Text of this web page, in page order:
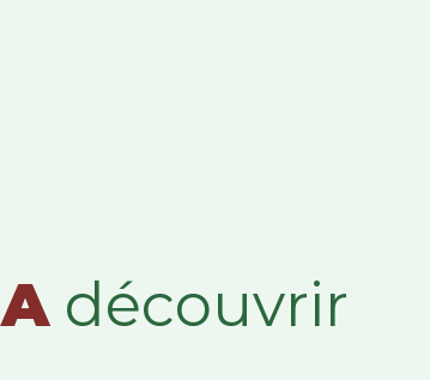
Adécouvrir